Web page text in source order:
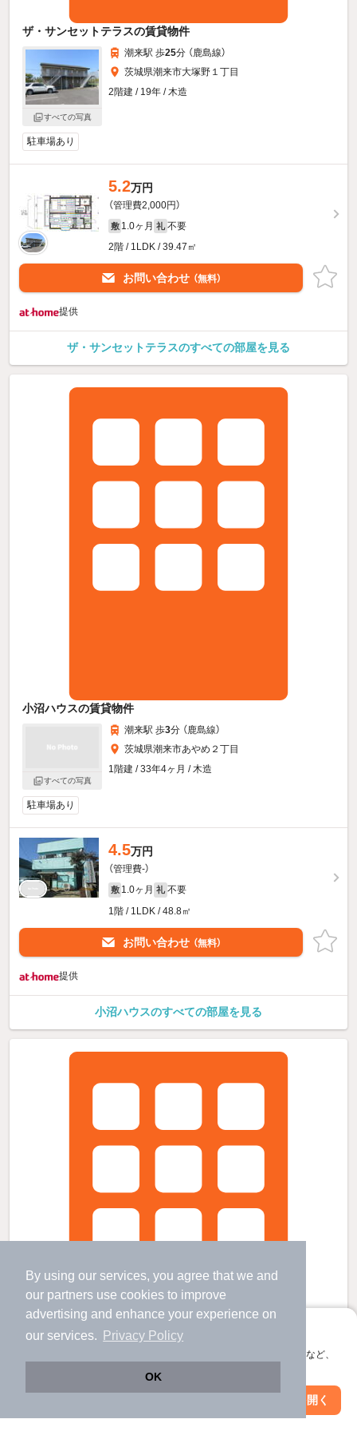
By using our services, you agree that we and
our partners use cookies to improve
advertising and enhance your experience on
our services.
Privacy Policy
OK
アプリに切り替えて、サクサクお部屋探し
会員登録なしですぐ使える。マップ検索やお気に入り保存など、
アプリを開く
ザ・サンセットテラスの賃貸物件
すべての写真
潮来駅 歩25分 （鹿島線）
茨城県潮来市大塚野１丁目
2階建 / 19年 / 木造
駐車場あり
5.2万円
（管理費2,000円）
敷 1.0ヶ月 礼 不要
2階 / 1LDK / 39.47㎡
お問い合わせ （無料）
提供
ザ・サンセットテラスのすべての部屋を見る
小沼ハウスの賃貸物件
すべての写真
潮来駅 歩3分 （鹿島線）
茨城県潮来市あやめ２丁目
1階建 / 33年4ヶ月 / 木造
駐車場あり
4.5万円
（管理費-）
敷 1.0ヶ月 礼 不要
1階 / 1LDK / 48.8㎡
お問い合わせ （無料）
提供
小沼ハウスのすべての部屋を見る
潮来駅より徒歩28分 築1年9ヶ月 2階建の賃貸物件
潮来駅 歩28分 （鹿島線）
絞り込み条件を変更